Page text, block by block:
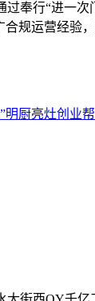
过奉行“进一
规运营经验
明厨亮灶创业